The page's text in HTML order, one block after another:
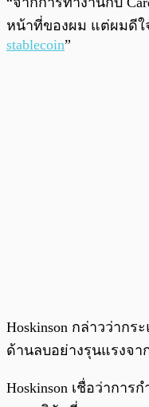
หน้าที่ของผม แต่ผมดีใ
stablecoin”
Hoskinson กล่าวว่าก
ด้านลบอย่างรุนแรงจา
Hoskinson เชื่อว่ากา